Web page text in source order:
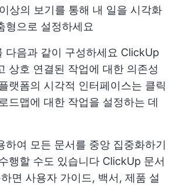
상의 보기를 통해 내 일을 시각화
형으로 설정하세요
다음과 같이 구성하세요 ClickUp
상호 연결된 작업에 대한 의존성
랫폼의 시각적 인터페이스는 클릭
드맵에 대한 작업을 설정하는 데
하여 모든 문서를 중앙 집중화하기
행할 수도 있습니다 ClickUp 문서
면 사용자 가이드, 백서, 제품 설